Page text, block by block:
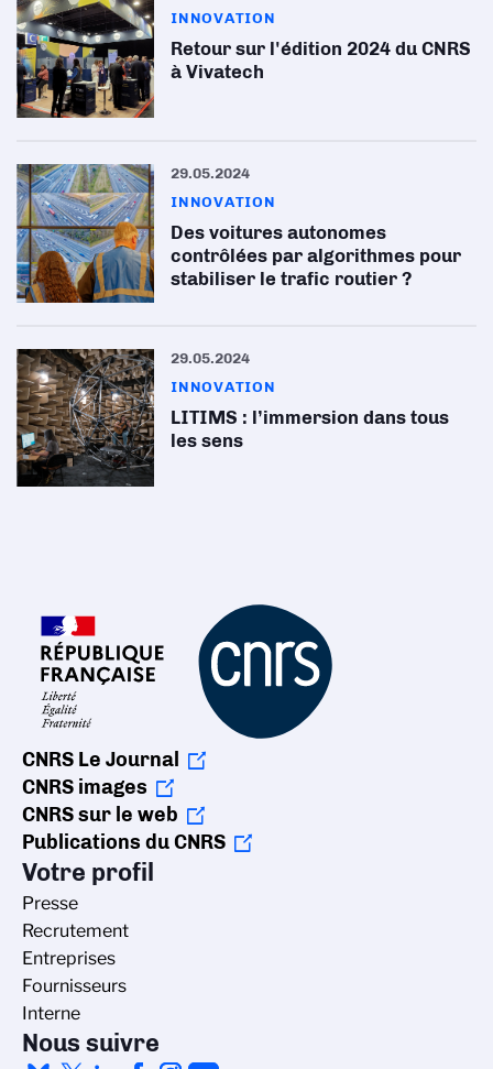
INNOVATION
Retour sur l'édition 2024 du CNRS
à Vivatech
29.05.2024
INNOVATION
Des voitures autonomes
contrôlées par algorithmes pour
stabiliser le trafic routier ?
29.05.2024
INNOVATION
LITIMS : l’immersion dans tous
les sens
CNRS Le Journal
CNRS images
CNRS sur le web
Publications du CNRS
Votre profil
Presse
Recrutement
Entreprises
Fournisseurs
Interne
Nous suivre